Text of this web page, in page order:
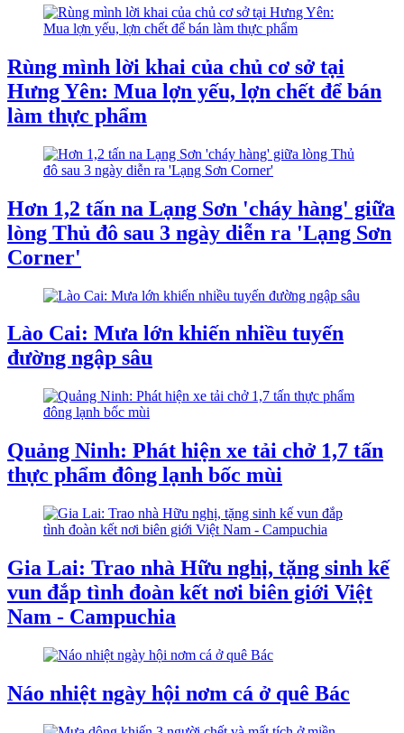
Rùng mình lời khai của chủ cơ sở tại
Hưng Yên: Mua lợn yếu, lợn chết để bán
làm thực phẩm
Hơn 1,2 tấn na Lạng Sơn 'cháy hàng' giữa
lòng Thủ đô sau 3 ngày diễn ra 'Lạng Sơn
Corner'
Lào Cai: Mưa lớn khiến nhiều tuyến
đường ngập sâu
Quảng Ninh: Phát hiện xe tải chở 1,7 tấn
thực phẩm đông lạnh bốc mùi
Gia Lai: Trao nhà Hữu nghị, tặng sinh kế
vun đắp tình đoàn kết nơi biên giới Việt
Nam - Campuchia
Náo nhiệt ngày hội nơm cá ở quê Bác